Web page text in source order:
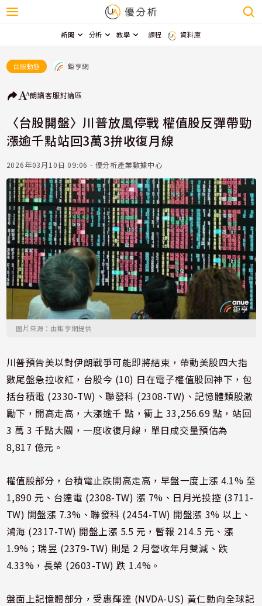
新聞 分析 教學 課程 資料庫
台股動態 鉅亨網
朗讀客服討論區
〈台股開盤〉川普放風停戰 權值股反彈帶勁
漲逾千點站回3萬3拚收復月線
2026年03月10日 09:06 - 優分析產業數據中心
圖片來源：由鉅亨網提供
川普預告美以對伊朗戰爭可能即將結束，帶動美股四大指
數尾盤急拉收紅，台股今 (10) 日在電子權值股回神下，包
括台積電 (2330-TW)、聯發科 (2308-TW)、記憶體類股激
勵下，開高走高，大漲逾千 點，衝上 33,256.69 點，站回
3 萬 3 千點大關，一度收復月線，單日成交量預估為
8,817 億元。
權值股部分，台積電止跌開高走高，早盤一度上漲 4.1% 至
1,890 元、台達電 (2308-TW) 漲 7%、日月光投控 (3711-
TW) 開盤漲 7.3%、聯發科 (2454-TW) 開盤漲 3% 以上、
鴻海 (2317-TW) 開盤上漲 5.5 元，暫報 214.5 元、漲
1.9%；瑞昱 (2379-TW) 則是 2 月營收年月雙減、跌
4.33%，長榮 (2603-TW) 跌 1.4%。
盤面上記憶體部分，受惠輝達 (NVDA-US) 黃仁勳向全球記